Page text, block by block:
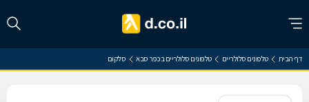
דף הבית טלפונים סלולריים טלפונים סלולריים בכפר סבא סלקום